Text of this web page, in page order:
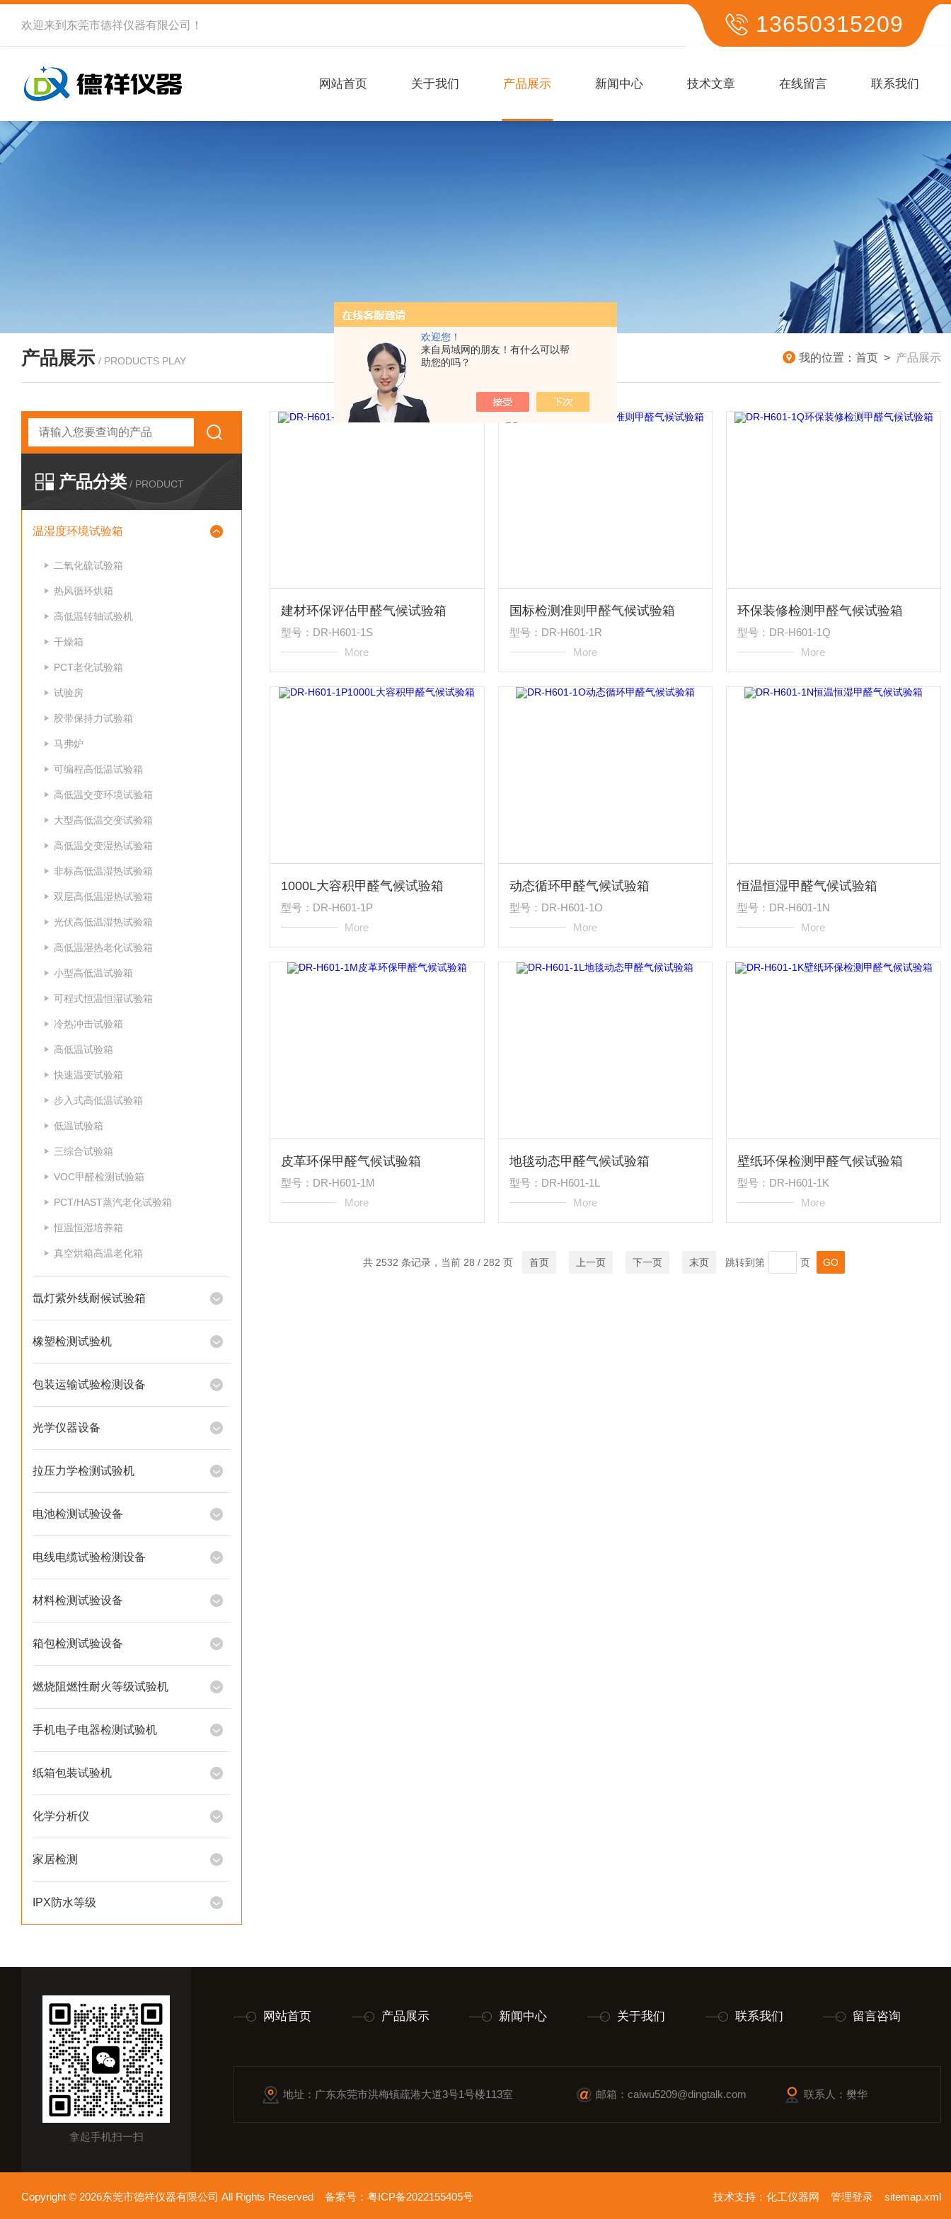
欢迎您！
来自局域网的朋友！有什么可以帮
助您的吗？
欢迎来到 东莞市德祥仪器有限公司 ！ 13650315209
网站首页 关于我们 产品展示 新闻中心 技术文章 在线留言 联系我们
产品展示 / PRODUCTS PLAY 我的位置： 首页 > 产品展示
产品分类 / PRODUCT
温湿度环境试验箱
二氧化硫试验箱
热风循环烘箱
高低温转轴试验机
干燥箱
PCT老化试验箱
试验房
胶带保持力试验箱
马弗炉
可编程高低温试验箱
高低温交变环境试验箱
大型高低温交变试验箱
高低温交变湿热试验箱
非标高低温湿热试验箱
双层高低温湿热试验箱
光伏高低温湿热试验箱
高低温湿热老化试验箱
小型高低温试验箱
可程式恒温恒湿试验箱
冷热冲击试验箱
高低温试验箱
快速温变试验箱
步入式高低温试验箱
低温试验箱
三综合试验箱
VOC甲醛检测试验箱
PCT/HAST蒸汽老化试验箱
恒温恒湿培养箱
真空烘箱高温老化箱
氙灯紫外线耐候试验箱
橡塑检测试验机
包装运输试验检测设备
光学仪器设备
拉压力学检测试验机
电池检测试验设备
电线电缆试验检测设备
材料检测试验设备
箱包检测试验设备
燃烧阻燃性耐火等级试验机
手机电子电器检测试验机
纸箱包装试验机
化学分析仪
家居检测
IPX防水等级
建材环保评估甲醛气候试验箱
型号：DR-H601-1S
More
国标检测准则甲醛气候试验箱
型号：DR-H601-1R
More
环保装修检测甲醛气候试验箱
型号：DR-H601-1Q
More
1000L大容积甲醛气候试验箱
型号：DR-H601-1P
More
动态循环甲醛气候试验箱
型号：DR-H601-1O
More
恒温恒湿甲醛气候试验箱
型号：DR-H601-1N
More
皮革环保甲醛气候试验箱
型号：DR-H601-1M
More
地毯动态甲醛气候试验箱
型号：DR-H601-1L
More
壁纸环保检测甲醛气候试验箱
型号：DR-H601-1K
More
共 2532 条记录，当前 28 / 282 页 首页 上一页 下一页 末页 跳转到第 页
拿起手机扫一扫
网站首页 产品展示 新闻中心 关于我们 联系我们 留言咨询
地址：广东东莞市洪梅镇疏港大道3号1号楼113室 邮箱：caiwu5209@dingtalk.com 联系人：樊华
Copyright © 2026东莞市德祥仪器有限公司 All Rights Reserved 备案号： 粤ICP备2022155405号 技术支持： 化工仪器网 管理登录 sitemap.xml